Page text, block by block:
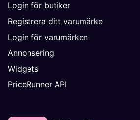
Login för butiker
Registrera ditt varumärke
Login för varumärken
Annonsering
Widgets
PriceRunner API